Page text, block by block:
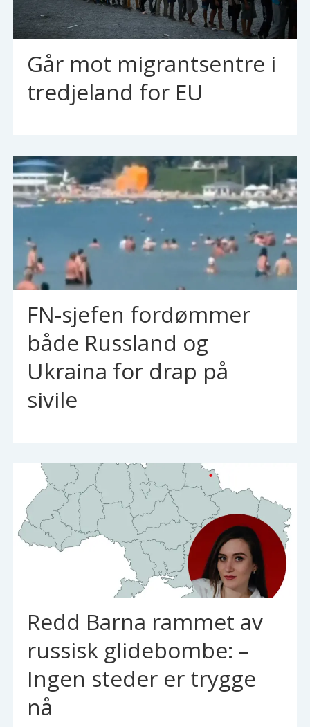
Går mot migrantsentre i
tredjeland for EU
FN-sjefen fordømmer
både Russland og
Ukraina for drap på
sivile
Redd Barna rammet av
russisk glidebombe: –
Ingen steder er trygge
nå